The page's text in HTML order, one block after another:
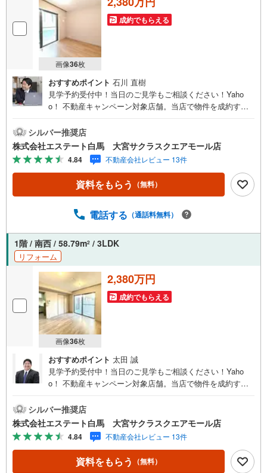
画像36枚
成約でもらえる
おすすめポイント 石川 直樹
見学予約受付中！当日のご見学もご相談ください！Yaho
o！ 不動産キャンペーン対象店舗。当店で物件を成約する
予約をする」ボタンからお問い合わせください。【営業時
間 9:30～19:00】（年末年始除く）・人気物件には特に問
い合わせが集中するため、お早めにお電話ください。「室
内・現地を見学する」ボタンよりご予約いただくとご見学
がスムーズです。【エステート白馬 大宮サクラスクエアモ
ール店】・提携FPへの無料個別相談サービス外部のファイ
を招いての無料マイホームセミナーなども主催しており、
ローン、引渡しまで安全安心な取引を一括サポートまた、
白馬グループ各社（白馬建設、大和建設、白馬メディケア
サービス）と連携したプラスアップサポートで住まい探し
から引越し後のバックアップまでご相談頂けます。
シルバー推奨店
株式会社エステート白馬 大宮サクラスクエアモール店
4.84 不動産会社レビュー 13件
資料をもらう （無料）
電話する （通話料無料）
1階 / 南西 / 58.79m2 / 3LDK
リフォーム
画像36枚
2,380万円
成約でもらえる
おすすめポイント 太田 誠
見学予約受付中！当日のご見学もご相談ください！Yaho
o！ 不動産キャンペーン対象店舗。当店で物件を成約する
予約をする」ボタンからお問い合わせください。【営業時
間 9:30～19:00】（年末年始除く）・人気物件には特に問
い合わせが集中するため、お早めにお電話ください。「室
内・現地を見学する」ボタンよりご予約いただくとご見学
がスムーズです。【エステート白馬 大宮サクラスクエアモ
ール店】・提携FPへの無料個別相談サービス外部のファイ
シルバー推奨店
株式会社エステート白馬 大宮サクラスクエアモール店
4.84 不動産会社レビュー 13件
資料をもらう （無料）